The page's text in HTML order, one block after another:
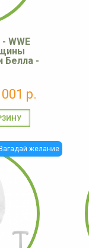
WWE
Белла -
р.
желание